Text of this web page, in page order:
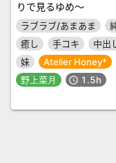
りで見るゆめ～
ラブラブ/あまあま
癒し
手コキ
中出
妹
Atelier Honey*
野上菜月
schedule 1.5h